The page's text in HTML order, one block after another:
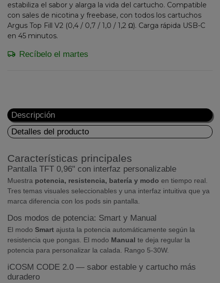
estabiliza el sabor y alarga la vida del cartucho. Compatible
con sales de nicotina y freebase, con todos los cartuchos
Argus Top Fill V2 (0,4 / 0,7 / 1,0 / 1,2 Ω). Carga rápida USB-C
en 45 minutos.
Recíbelo el martes
Descripción
Detalles del producto
Características principales
Pantalla TFT 0,96" con interfaz personalizable
Muestra potencia, resistencia, batería y modo en tiempo real.
Tres temas visuales seleccionables y una interfaz intuitiva que ya
marca diferencia con los pods sin pantalla.
Dos modos de potencia: Smart y Manual
El modo Smart ajusta la potencia automáticamente según la
resistencia que pongas. El modo Manual te deja regular la
potencia para personalizar la calada. Rango 5-30W.
iCOSM CODE 2.0 — sabor estable y cartucho más
duradero